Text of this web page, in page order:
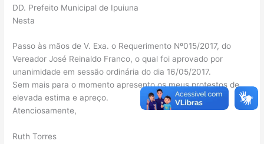
DD. Prefeito Municipal de Ipuiuna
Nesta
Passo às mãos de V. Exa. o Requerimento Nº015/2017, do
Vereador José Reinaldo Franco, o qual foi aprovado por
unanimidade em sessão ordinária do dia 16/05/2017.
Sem mais para o momento apresento os meus protestos de
elevada estima e apreço.
Atenciosamente,
Ruth Torres